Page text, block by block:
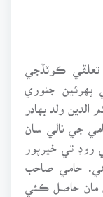
ڪوٽڏجي
جنوري
الدين ولد بهادر
جي نالي سان
روڊ تي خيرپور
حامي صاحب
مان حاصل ڪئي